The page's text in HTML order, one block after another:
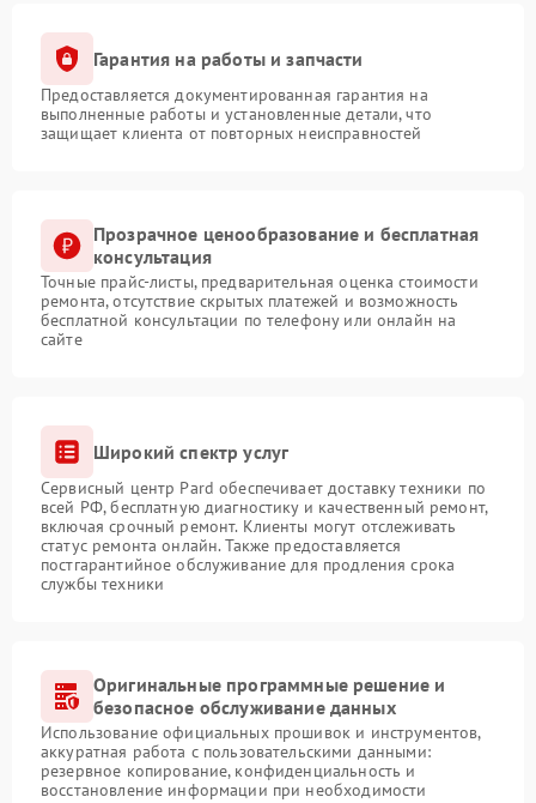
Гарантия на работы и запчасти
Предоставляется документированная гарантия на
выполненные работы и установленные детали, что
защищает клиента от повторных неисправностей
Прозрачное ценообразование и бесплатная
консультация
Точные прайс-листы, предварительная оценка стоимости
ремонта, отсутствие скрытых платежей и возможность
бесплатной консультации по телефону или онлайн на
сайте
Широкий спектр услуг
Сервисный центр Pard обеспечивает доставку техники по
всей РФ, бесплатную диагностику и качественный ремонт,
включая срочный ремонт. Клиенты могут отслеживать
статус ремонта онлайн. Также предоставляется
постгарантийное обслуживание для продления срока
службы техники
Оригинальные программные решение и
безопасное обслуживание данных
Использование официальных прошивок и инструментов,
аккуратная работа с пользовательскими данными:
резервное копирование, конфиденциальность и
восстановление информации при необходимости